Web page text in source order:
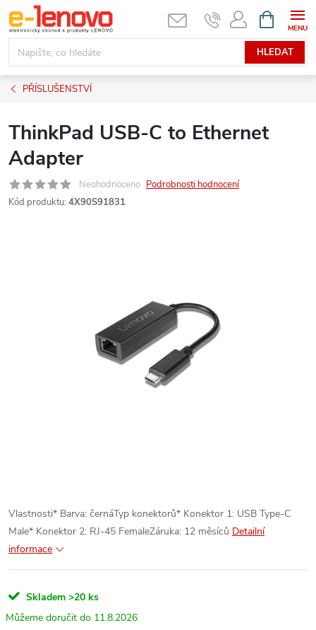
Přejít
na
obsah
HLEDAT
NÁKUPNÍ
KOŠÍK
PŘÍSLUŠENSTVÍ
ThinkPad USB-C to Ethernet
Adapter
Neohodnoceno Podrobnosti hodnocení
Kód produktu: 4X90S91831
Vlastnosti* Barva: černáTyp konektorů* Konektor 1: USB Type-C
Male* Konektor 2: RJ-45 FemaleZáruka: 12 měsíců Detailní
informace
Skladem >20 ks
11.8.2026